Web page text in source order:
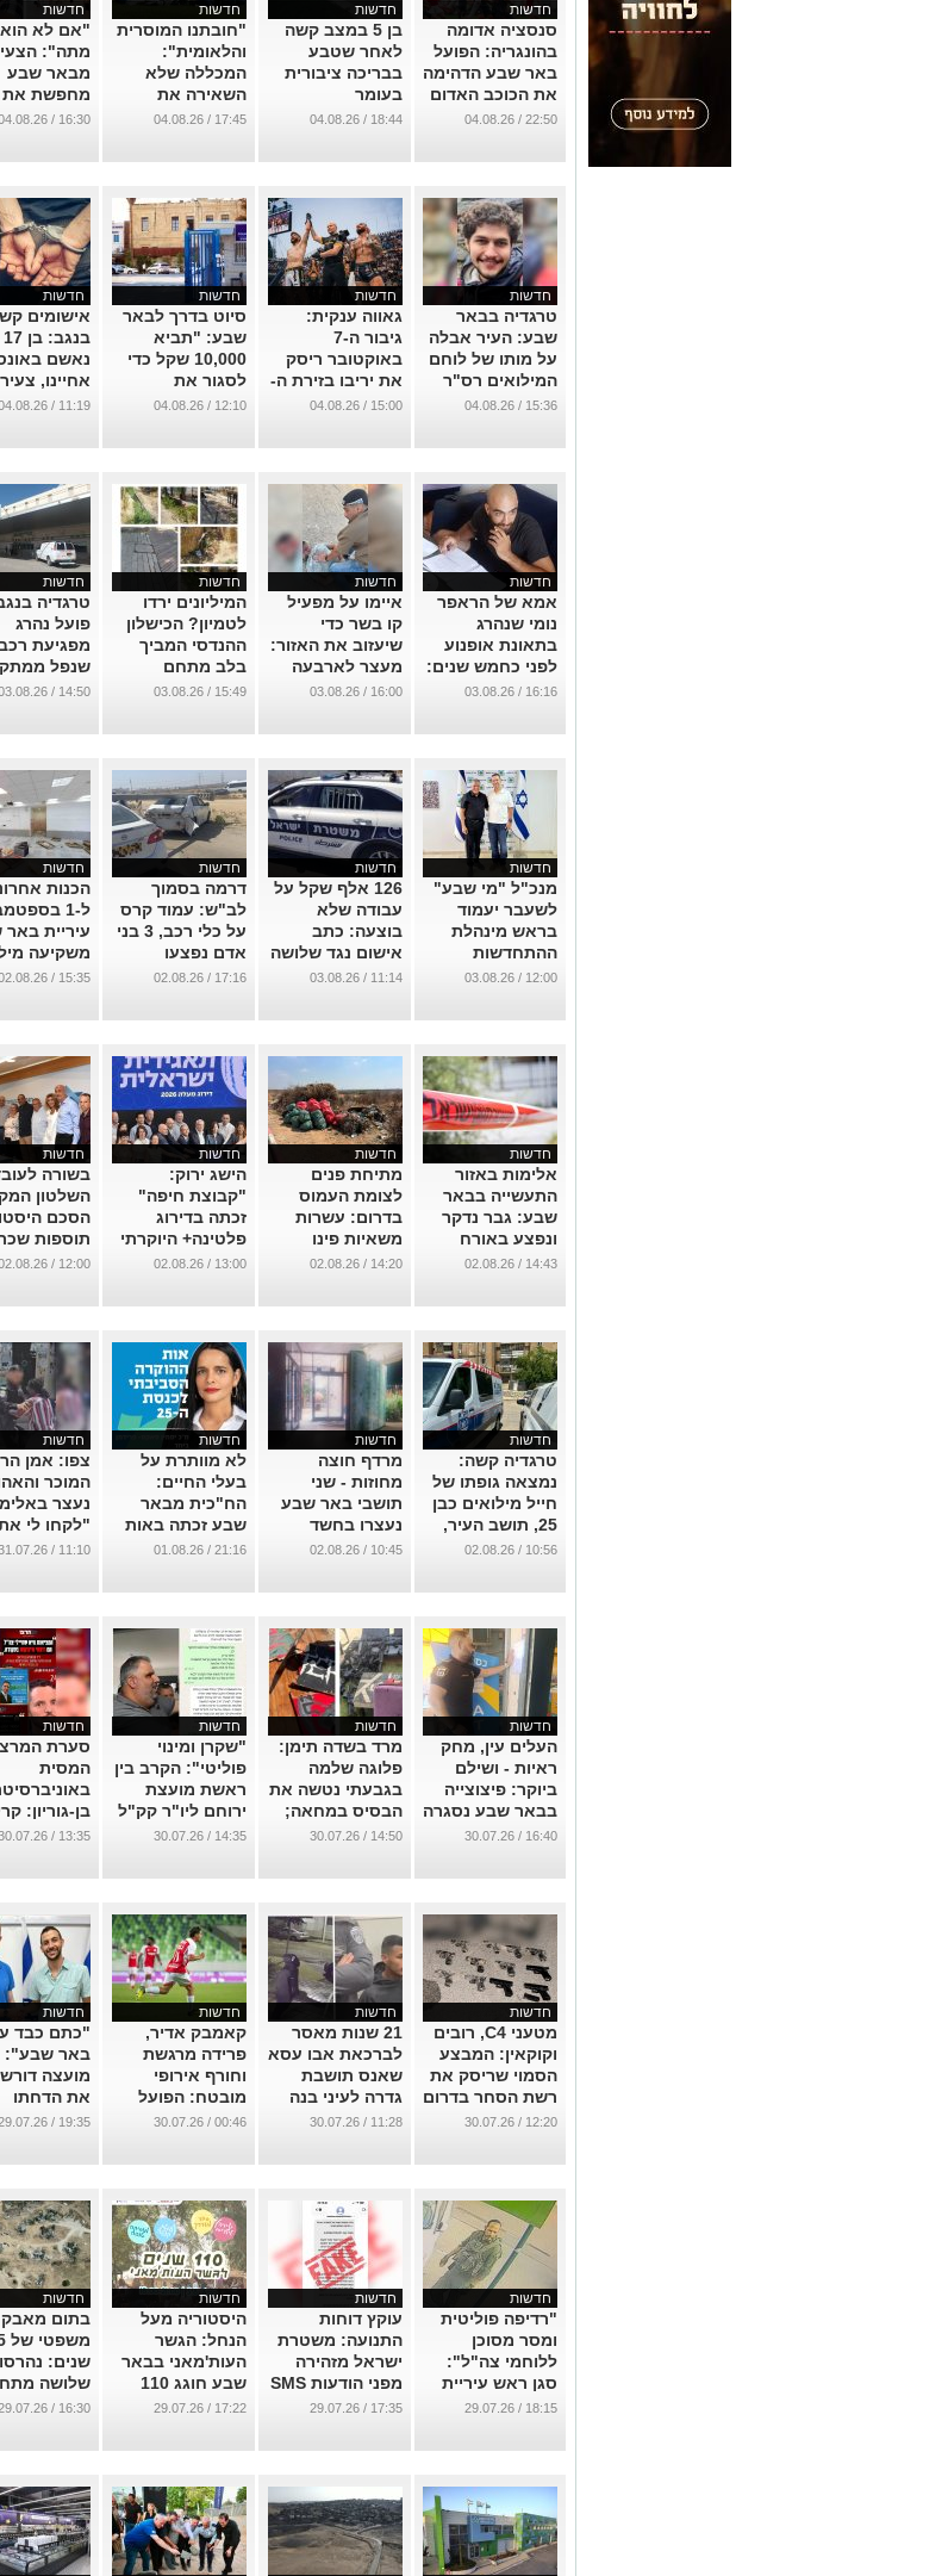
חדשות
סנסציה אדומה
בהונגריה: הפועל
באר שבע הדהימה
את הכוכב האדום
0:1
22:50 / 04.08.26
חדשות
​בן 5 במצב קשה
לאחר שטבע
בבריכה ציבורית
בעומר
...
18:44 / 04.08.26
חדשות
"חובתנו המוסרית
והלאומית":
המכללה שלא
השאירה את
הסטודנטים
...
17:45 / 04.08.26
חדשות
"אם לא הוא
מתה":
מבאר שבע
מחפשת את
הגיבור
בחוף זיקים
16:30 / 04.08.26
חדשות
טרגדיה בבאר
שבע: העיר אבלה
על מותו של לוחם
המילואים רס"ר
דניאל פפר ז"ל
15:36 / 04.08.26
חדשות
גאווה ענקית:
גיבור ה-7
באוקטובר ריסק
את יריבו בזירת ה-
MMA האירופית
15:00 / 04.08.26
חדשות
סיוט בדרך לבאר
שבע: "תביא
10,000 שקל כדי
לסגור את
הסיפור"
12:10 / 04.08.26
חדשות
אישומים
בנגב: בן 17
נאשם
אחיינו,
ביצע
...
11:19 / 04.08.26
חדשות
אמא של הראפר
נומי שנהרג
בתאונת אופנוע
לפני כחמש שנים:
"מצאתי שיר
ידעתי עליו"
16:16 / 03.08.26
חדשות
איימו על מפעיל
קו בשר כדי
שיעזוב את האזור:
מעצר לארבעה
תושבי הנגב
16:00 / 03.08.26
חדשות
המיליונים ירדו
לטמיון? הכישלון
ההנדסי המביך
בלב מתחם
העסקים של באר
...
15:49 / 03.08.26
חדשות
טרגדיה
פועל נהרג
מפגיעת
שנפל
הרמה
...
14:50 / 03.08.26
חדשות
מנכ"ל "מי שבע"
לשעבר יעמוד
בראש מינהלת
ההתחדשות
העירונית באופקים
12:00 / 03.08.26
חדשות
126 אלף שקל על
עבודה שלא
בוצעה: כתב
אישום נגד שלושה
תושבי הנגב
מועצה
11:14 / 03.08.26
חדשות
דרמה בסמוך
לב"ש: עמוד קרס
על כלי רכב, 3 בני
אדם נפצעו
בתאונת שרשרת
17:16 / 02.08.26
חדשות
הכנות
ל-1
עיריית
משקיעה
בשדרוג
...
15:35 / 02.08.26
חדשות
אלימות באזור
התעשייה בבאר
שבע: גבר נדקר
ונפצע באורח
קשה
14:43 / 02.08.26
חדשות
מתיחת פנים
לצומת העמוס
בדרום: עשרות
משאיות פינו
פסולת ממתחם
...
14:20 / 02.08.26
חדשות
הישג ירוק:
"קבוצת חיפה"
זכתה בדירוג
פלטינה+ היוקרתי
במדד מעלה 2026
13:00 / 02.08.26
חדשות
בשורה
השלטון
הסכם
תוספות
ומענקים של
...
12:00 / 02.08.26
חדשות
טרגדיה קשה:
נמצאה גופתו של
חייל מילואים כבן
25, תושב העיר,
ביער רמות
10:56 / 02.08.26
חדשות
מרדף חוצה
מחוזות - שני
תושבי באר שבע
נעצרו בחשד
להשלכת רימון
...
10:45 / 02.08.26
חדשות
לא מוותרת על
בעלי החיים:
הח"כית מבאר
שבע זכתה באות
ההוקרה הסביבתי
21:16 / 01.08.26
חדשות
צפו: אמן
המוכר
נעצר
"לקחו לי
הפרנסה
...
11:10 / 31.07.26
חדשות
העלים עין, מחק
ראיות - ושילם
ביוקר: פיצוצייה
בבאר שבע נסגרה
בצו מנהלי
16:40 / 30.07.26
חדשות
​מרד בשדה תימן:
פלוגה שלמה
בגבעתי נטשה את
הבסיס במחאה;
כל הפרטים
14:50 / 30.07.26
חדשות
"שקרן ומינוי
פוליטי": הקרב בין
ראשת מועצת
ירוחם ליו"ר קק"ל
מחריף וגולש
...
14:35 / 30.07.26
חדשות
סערת
המסית
בן-גוריון:
לראש העיר
...
13:35 / 30.07.26
חדשות
מטעני C4, רובים
וקוקאין: המבצע
הסמוי שריסק את
רשת הסחר בדרום
...
12:20 / 30.07.26
חדשות
21 שנות מאסר
לברכאת אבו עסא
שאנס תושבת
גדרה לעיני בנה
הפעוט
11:28 / 30.07.26
חדשות
קאמבק אדיר,
פרידה מרגשת
וחורף אירופי
מובטח: הפועל
באר שבע בשלב
...
00:46 / 30.07.26
חדשות
"כתם כבד
באר שבע":
מועצה
את הדחתו
המיידית של
...
19:35 / 29.07.26
חדשות
"רדיפה פוליטית
ומסר מסוכן
ללוחמי צה"ל":
סגן ראש עיריית
באר שבע מגיב
נגדו
18:15 / 29.07.26
חדשות
עוקץ דוחות
התנועה: משטרת
ישראל מזהירה
מפני הודעות SMS
מזויפות
17:35 / 29.07.26
חדשות
היסטוריה מעל
הנחל: הגשר
העות'מאני בבאר
שבע חוגג 110
באירוע חגיגי לכל
...
17:22 / 29.07.26
חדשות
בתום מאבק
שנים: נהרסו
שלושה
לא חוקיים
...
16:30 / 29.07.26